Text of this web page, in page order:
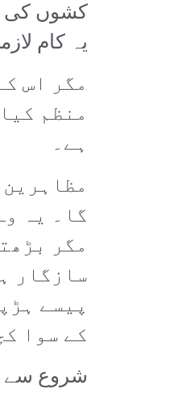
کشوں کی
یہ کام
مگر اس
منظم
ہے۔
گا۔ یہ
مگر
سازگار
پیسے
کے سوا
شروع سے